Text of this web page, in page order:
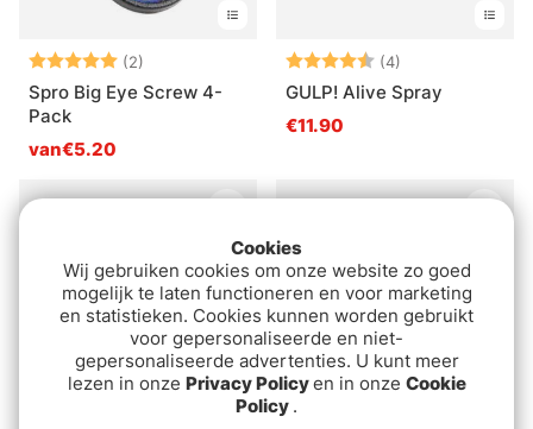
Beoordeling:
(2)
Spro Big Eye Screw 4-
Pack
van€5.20
Beoordeling:
(4)
GULP! Alive Spray
€11.90
Cookies
Wij gebruiken cookies om onze website zo goed
mogelijk te laten functioneren en voor marketing
en statistieken. Cookies kunnen worden gebruikt
voor gepersonaliseerde en niet-
gepersonaliseerde advertenties. U kunt meer
lezen in onze Privacy Policyen in onze Cookie
Policy .